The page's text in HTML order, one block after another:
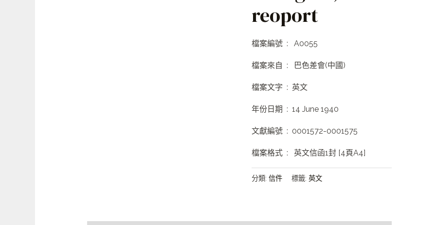
reoport
檔案編號 : A0055
檔案來自 : 巴色差會(中國)
檔案文字 : 英文
年份日期 : 14 June 1940
文獻編號 : 0001572-0001575
檔案格式 :英文信函1封 [4頁A4]
分類:信件 標籤:英文